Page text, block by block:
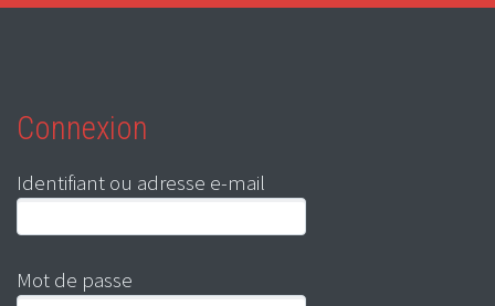
Connexion
Identifiant ou adresse e-mail
Mot de passe